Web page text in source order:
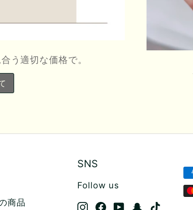
う適切な価格で。
商品
SNS
Follow us
Instagram
Facebook
YouTubeSnapchat